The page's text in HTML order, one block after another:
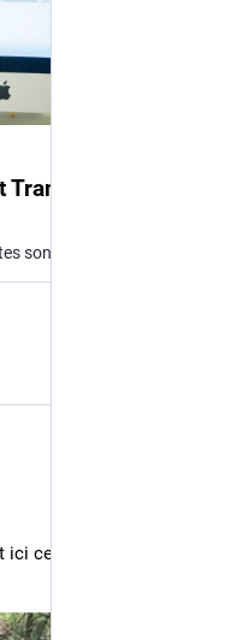
ne
ce grand pic en train de